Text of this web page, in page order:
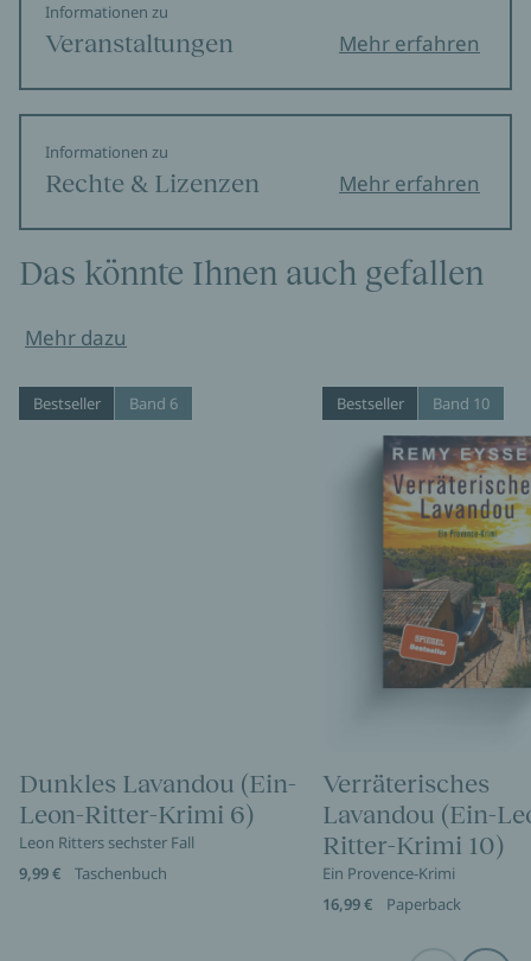
Informationen zu
Veranstaltungen Mehr erfahren
Informationen zu
Rechte & Lizenzen Mehr erfahren
Das könnte Ihnen auch gefallen
Mehr dazu
Bestseller Band 6
Dunkles Lavandou (Ein-
Leon-Ritter-Krimi 6)
Leon Ritters sechster Fall
9,99 €
Taschenbuch
Bestseller Band 10
Verräterisches
Lavandou (Ein-
Ritter-Krimi 10)
Ein Provence-Krimi
16,99 €
Paperback